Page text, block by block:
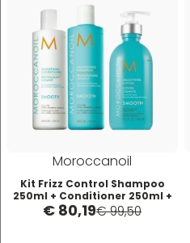
Moroccanoil
Kit Frizz Control Shampoo
250ml + Conditioner 250ml +
Lozione 300ml
€ 80,19€ 99,50